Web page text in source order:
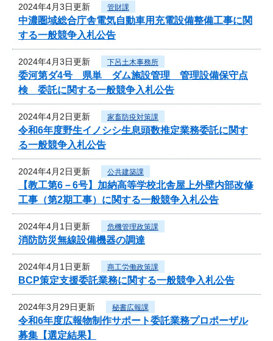
2024年4月3日更新 管財課
中濃圏域総合庁舎電気自動車用充電設備整備工事に関
する一般競争入札公告
2024年4月3日更新 下呂土木事務所
委河第ダ4号 県単 ダム施設管理 管理設備保守点
検 委託に関する一般競争入札公告
2024年4月2日更新 家畜防疫対策課
令和6年度野生イノシシ生息頭数推定業務委託に関す
る一般競争入札公告
2024年4月2日更新 公共建築課
【教工第6－6号】加納高等学校北舎屋上外壁内部改修
工事（第2期工事）に関する一般競争入札公告
2024年4月1日更新 危機管理政策課
消防防災無線設備機器の調達
2024年4月1日更新 商工労働政策課
BCP策定支援委託業務に関する一般競争入札公告
2024年3月29日更新 秘書広報課
令和6年度広報物制作サポート委託業務プロポーザル
募集【選定結果】